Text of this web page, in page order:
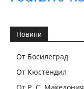
Новини
От Босилеград
От Кюстендил